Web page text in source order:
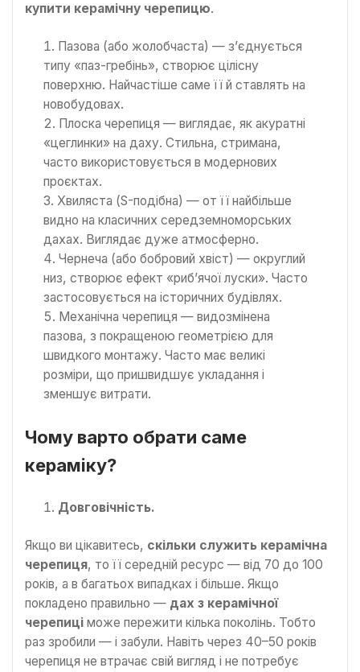
купити керамічну черепицю.
Пазова (або жолобчаста) — з’єднується
типу «паз-гребінь», створює цілісну
поверхню. Найчастіше саме її й ставлять на
новобудовах.
Плоска черепиця — виглядає, як акуратні
«цеглинки» на даху. Стильна, стримана,
часто використовується в модернових
проєктах.
Хвиляста (S-подібна) — от її найбільше
видно на класичних середземноморських
дахах. Виглядає дуже атмосферно.
Чернеча (або бобровий хвіст) — округлий
низ, створює ефект «риб’ячої луски». Часто
застосовується на історичних будівлях.
Механічна черепиця — видозмінена
пазова, з покращеною геометрією для
швидкого монтажу. Часто має великі
розміри, що пришвидшує укладання і
зменшує витрати.
Чому варто обрати саме
кераміку?
Довговічність.
Якщо ви цікавитесь, скільки служить керамічна
черепиця, то її середній ресурс — від 70 до 100
років, а в багатьох випадках і більше. Якщо
покладено правильно — дах з керамічної
черепиці може пережити кілька поколінь. Тобто
раз зробили — і забули. Навіть через 40–50 років
черепиця не втрачає свій вигляд і не потребує